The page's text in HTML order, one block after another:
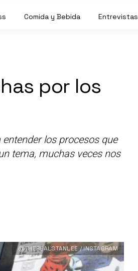
Comida y Bebida Entrevistas
por los
los procesos que
tema, muchas veces nos
@THEREALSTANLEE / INSTAGRAM